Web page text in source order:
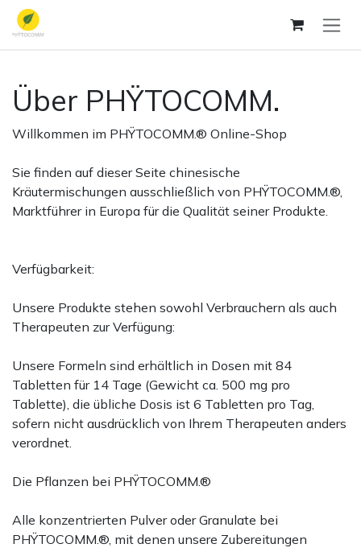
Zum Inhalt springen
Über PHŸTOCOMM.
Willkommen im PHŸTOCOMM.® Online-Shop
Sie finden auf dieser Seite chinesische
Kräutermischungen ausschließlich von PHŸTOCOMM.®,
Marktführer in Europa für die Qualität seiner Produkte.
Verfügbarkeit:
Unsere Produkte stehen sowohl Verbrauchern als auch
Therapeuten zur Verfügung:
Unsere Formeln sind erhältlich in Dosen mit 84
Tabletten für 14 Tage (Gewicht ca. 500 mg pro
Tablette), die übliche Dosis ist 6 Tabletten pro Tag,
sofern nicht ausdrücklich von Ihrem Therapeuten anders
verordnet.
Die Pflanzen bei PHŸTOCOMM.®
Alle konzentrierten Pulver oder Granulate bei
PHŸTOCOMM.®, mit denen unsere Zubereitungen